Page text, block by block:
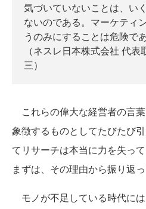
気づいていないことは、い
ないのである。マーケティ
うのみにすることは危険であ
（ネスレ日本株式会社 代
三）
これらの偉大な経営者の言
象徴するものとしてたびたび
てリサーチは本当に力を失っ
まずは、その理由から振り返っ
モノが不足している時代に